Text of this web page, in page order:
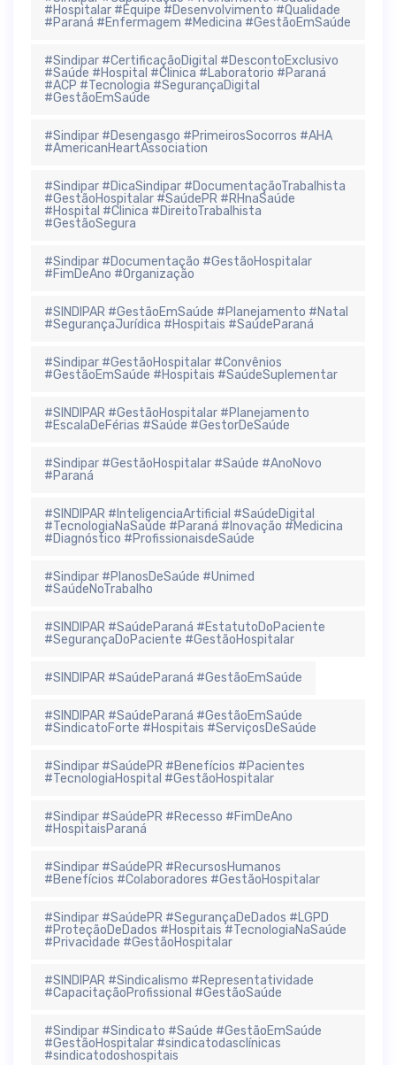
#Hospitalar #Equipe #Desenvolvimento #Qualidade
#Paraná #Enfermagem #Medicina #GestãoEmSaúde
#Sindipar #CertificaçãoDigital #DescontoExclusivo
#Saúde #Hospital #Clinica #Laboratorio #Paraná
#ACP #Tecnologia #SegurançaDigital
#GestãoEmSaúde
#Sindipar #Desengasgo #PrimeirosSocorros #AHA
#AmericanHeartAssociation
#Sindipar #DicaSindipar #DocumentaçãoTrabalhista
#GestãoHospitalar #SaúdePR #RHnaSaúde
#Hospital #Clinica #DireitoTrabalhista
#GestãoSegura
#Sindipar #Documentação #GestãoHospitalar
#FimDeAno #Organização
#SINDIPAR #GestãoEmSaúde #Planejamento #Natal
#SegurançaJurídica #Hospitais #SaúdeParaná
#Sindipar #GestãoHospitalar #Convênios
#GestãoEmSaúde #Hospitais #SaúdeSuplementar
#SINDIPAR #GestãoHospitalar #Planejamento
#EscalaDeFérias #Saúde #GestorDeSaúde
#Sindipar #GestãoHospitalar #Saúde #AnoNovo
#Paraná
#SINDIPAR #InteligenciaArtificial #SaúdeDigital
#TecnologiaNaSaúde #Paraná #Inovação #Medicina
#Diagnóstico #ProfissionaisdeSaúde
#Sindipar #PlanosDeSaúde #Unimed
#SaúdeNoTrabalho
#SINDIPAR #SaúdeParaná #EstatutoDoPaciente
#SegurançaDoPaciente #GestãoHospitalar
#SINDIPAR #SaúdeParaná #GestãoEmSaúde
#SINDIPAR #SaúdeParaná #GestãoEmSaúde
#SindicatoForte #Hospitais #ServiçosDeSaúde
#Sindipar #SaúdePR #Benefícios #Pacientes
#TecnologiaHospital #GestãoHospitalar
#Sindipar #SaúdePR #Recesso #FimDeAno
#HospitaisParaná
#Sindipar #SaúdePR #RecursosHumanos
#Benefícios #Colaboradores #GestãoHospitalar
#Sindipar #SaúdePR #SegurançaDeDados #LGPD
#ProteçãoDeDados #Hospitais #TecnologiaNaSaúde
#Privacidade #GestãoHospitalar
#SINDIPAR #Sindicalismo #Representatividade
#CapacitaçãoProfissional #GestãoSaúde
#Sindipar #Sindicato #Saúde #GestãoEmSaúde
#GestãoHospitalar #sindicatodasclínicas
#sindicatodoshospitais